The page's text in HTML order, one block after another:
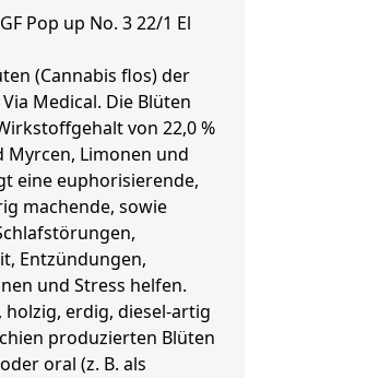
Pop up No. 3 22/1 El
(Cannabis flos) der
Medical. Die Blüten
von 22,0 %
Myrcen, Limonen und
eine euphorisierende,
machende, sowie
Entzündungen,
und Stress helfen.
erdig, diesel-artig
produzierten Blüten
oral (z. B. als